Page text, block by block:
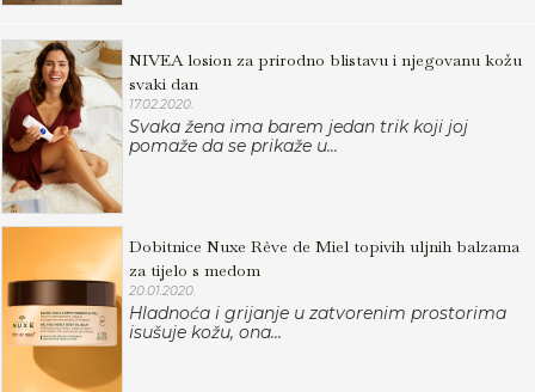
NIVEA losion za prirodno blistavu i njegovanu kožu
svaki dan
17.02.2020.
Svaka žena ima barem jedan trik koji joj
pomaže da se prikaže u...
Dobitnice Nuxe Rêve de Miel topivih uljnih balzama
za tijelo s medom
20.01.2020.
Hladnoća i grijanje u zatvorenim prostorima
isušuje kožu, ona...